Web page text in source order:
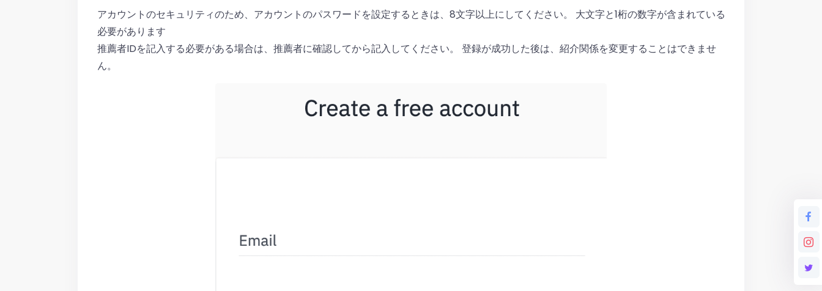
アカウントのセキュリティのため、アカウントのパスワードを設定するときは、8文字以上にしてください。 大文字と1桁の数字が含まれている
必要があります
推薦者IDを記入する必要がある場合は、推薦者に確認してから記入してください。 登録が成功した後は、紹介関係を変更することはできませ
ん。